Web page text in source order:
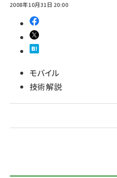
abc123 (1341)
ai crunch (1340)
2008年10月31日 20:00
モバイル
技術解説